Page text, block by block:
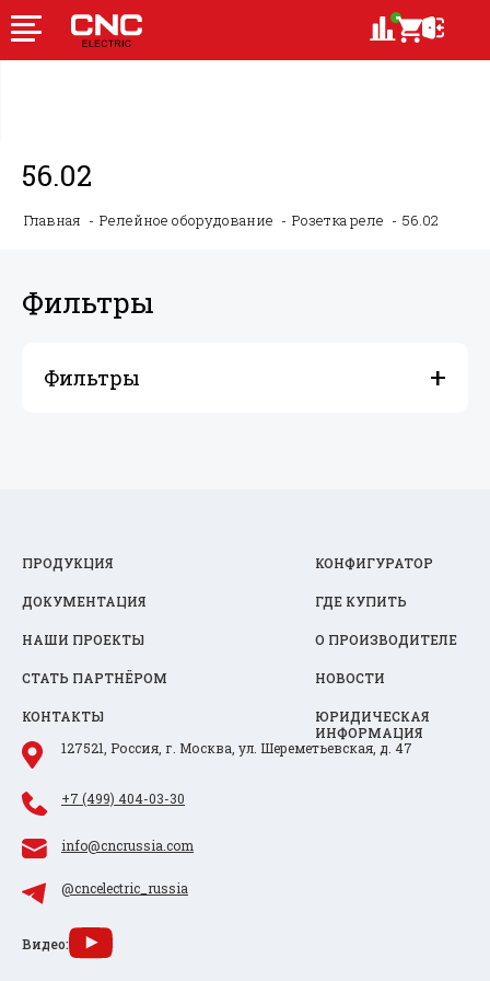
56.02
Главная Релейное оборудование Розетка реле 56.02
Фильтры
Фильтры
ПРОДУКЦИЯ КОНФИГУРАТОР
ДОКУМЕНТАЦИЯ ГДЕ КУПИТЬ
НАШИ ПРОЕКТЫ О ПРОИЗВОДИТЕЛЕ
СТАТЬ ПАРТНЁРОМ НОВОСТИ
КОНТАКТЫ
ЮРИДИЧЕСКАЯ
ИНФОРМАЦИЯ
127521, Россия, г. Москва, ул. Шереметьевская, д. 47
+7 (499) 404-03-30
info@cncrussia.com
@cncelectric_russia
Видео: